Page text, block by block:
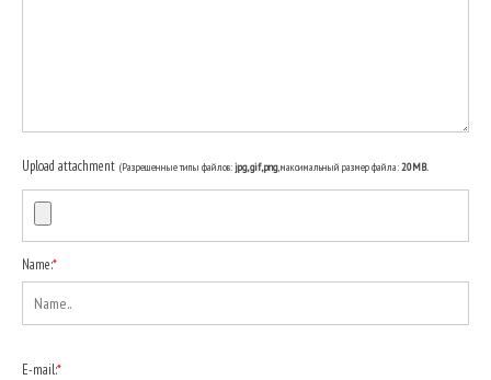
Upload attachment (Разрешенные типы файлов:jpg, gif, png, максимальный размер файла: 20MB.
Name:*
E-mail:*